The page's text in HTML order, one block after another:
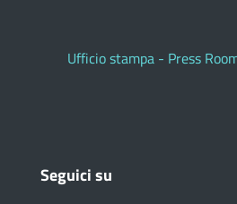
Ufficio stampa - Press
Seguici su